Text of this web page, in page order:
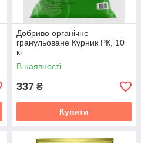
Добриво органічне
гранульоване Курник РК, 10
кг
В наявності
337 ₴
Купити